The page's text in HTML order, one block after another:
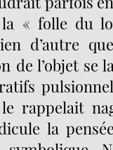
la « folle du
d’autre
de l’objet se
rappelait
la